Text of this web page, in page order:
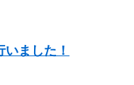
ました！